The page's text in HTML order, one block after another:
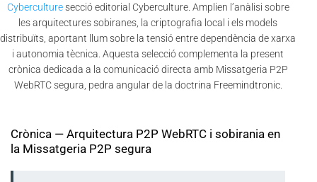
Cyberculturesecció editorial Cyberculture. Amplien l’anàlisi sobre
les arquitectures sobiranes, la criptografia local i els models
distribuïts, aportant llum sobre la tensió entre dependència de xarxa
i autonomia tècnica. Aquesta selecció complementa la present
crònica dedicada a la comunicació directa amb Missatgeria P2P
WebRTC segura, pedra angular de la doctrina Freemindtronic.
Crònica — Arquitectura P2P WebRTC i sobirania en
la Missatgeria P2P segura